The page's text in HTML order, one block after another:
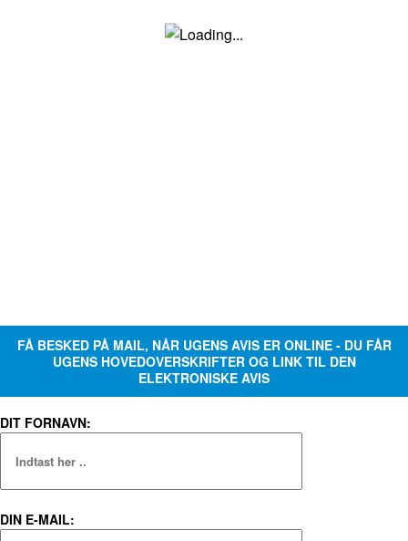
FÅ BESKED PÅ MAIL, NÅR UGENS AVIS ER ONLINE - DU FÅR
UGENS HOVEDOVERSKRIFTER OG LINK TIL DEN
ELEKTRONISKE AVIS
DIT FORNAVN:
DIN E-MAIL: